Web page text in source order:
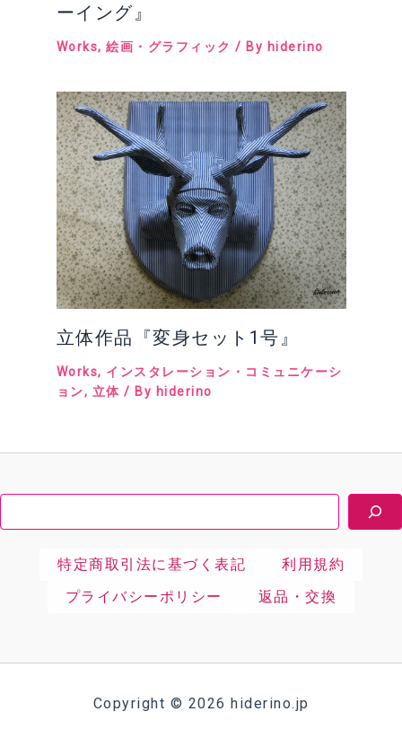
ーイング』
Works, 絵画・グラフィック / By hiderino
立体作品『変身セット1号』
Works, インスタレーション・コミュニケーシ
ョン, 立体 / By hiderino
特定商取引法に基づく表記
利用規約
プライバシーポリシー
返品・交換
Copyright © 2026 hiderino.jp